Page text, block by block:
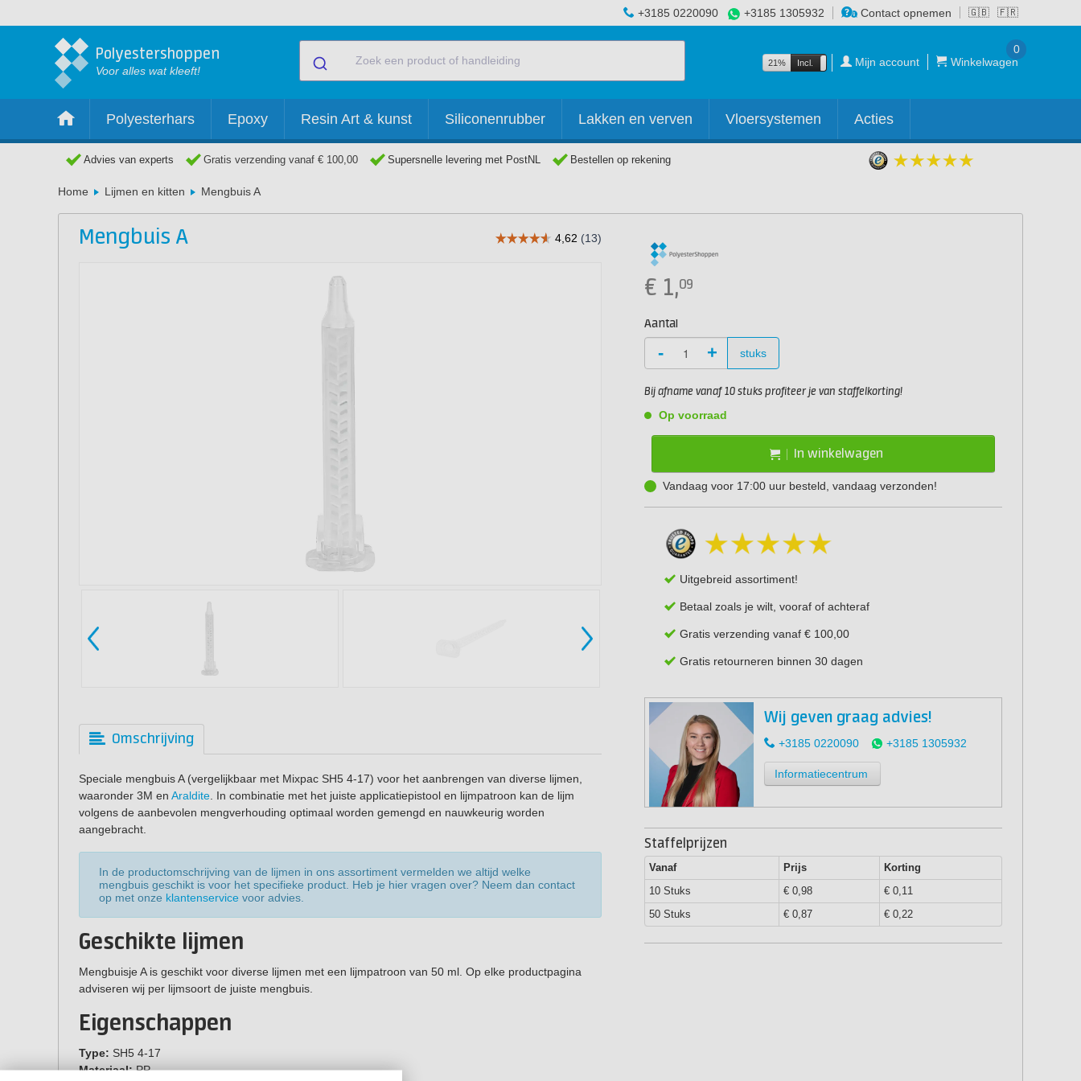
🇬🇧 🇫🇷
+3185 0220090 +3185 1305932 Contact opnemen
Polyestershoppen
Voor alles wat kleeft!
21% Incl. Excl. Mijn account Winkelwagen
0
Polyesterhars Epoxy Resin Art & kunst Siliconenrubber Lakken en verven Vloersystemen Acties
Advies van experts Gratis verzending vanaf € 100,00 Supersnelle levering met PostNL Bestellen op rekening
Home Lijmen en kitten Mengbuis A
Mengbuis A
Omschrijving
Speciale mengbuis A (vergelijkbaar met Mixpac SH5 4-17) voor het aanbrengen van diverse lijmen,
waaronder 3M en Araldite . In combinatie met het juiste applicatiepistool en lijmpatroon kan de lijm
volgens de aanbevolen mengverhouding optimaal worden gemengd en nauwkeurig worden
aangebracht.
In de productomschrijving van de lijmen in ons assortiment vermelden we altijd welke
mengbuis geschikt is voor het specifieke product. Heb je hier vragen over? Neem dan contact
op met onze klantenservice voor advies.
Geschikte lijmen
Mengbuisje A is geschikt voor diverse lijmen met een lijmpatroon van 50 ml. Op elke productpagina
adviseren wij per lijmsoort de juiste mengbuis.
Eigenschappen
Type: SH5 4-17
Materiaal:PP
€ 1,09
Aantal
- + stuks
Bij afname vanaf 10 stuks profiteer je van staffelkorting!
Op voorraad
In winkelwagen
Vandaag voor 17:00 uur besteld, vandaag verzonden!
Uitgebreid assortiment!
Betaal zoals je wilt, vooraf of achteraf
Gratis verzending vanaf € 100,00
Gratis retourneren binnen 30 dagen
Wij geven graag advies!
+3185 0220090 +3185 1305932
Informatiecentrum
Staffelprijzen
Vanaf Prijs
Korting
10 Stuks
€ 0,98
€ 0,11
50 Stuks
€ 0,87 € 0,22